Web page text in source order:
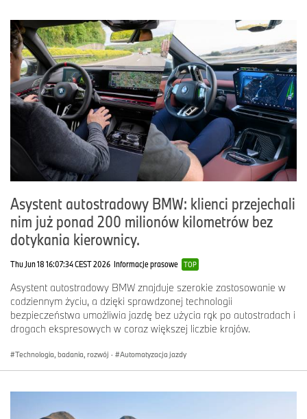
Asystent autostradowy BMW: klienci przejechali
nim już ponad 200 milionów kilometrów bez
dotykania kierownicy.
Thu Jun 18 16:07:34 CEST 2026 Informacje prasowe TOP
Asystent autostradowy BMW znajduje szerokie zastosowanie w
codziennym życiu, a dzięki sprawdzonej technologii
bezpieczeństwa umożliwia jazdę bez użycia rąk po autostradach i
drogach ekspresowych w coraz większej liczbie krajów.
Technologia, badania, rozwój · Automatyzacja jazdy